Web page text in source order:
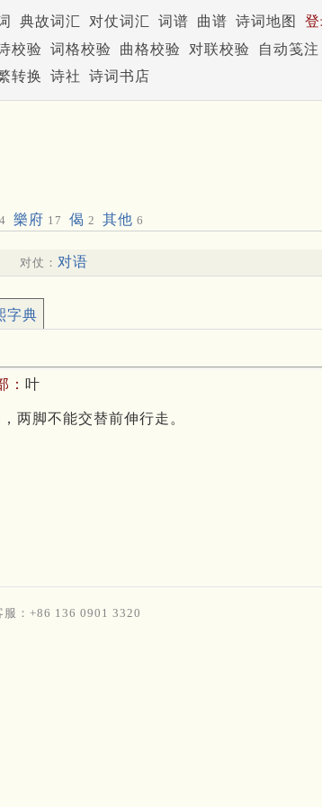
典故词汇 对仗词汇 词谱 曲谱 诗词地图
校验 词格校验 曲格校验 对联校验
自动笺注
转换 诗社 诗词书店
樂府 17 偈 2 其他 6
对仗： 对语
字典
： 叶
两脚不能交替前伸行走。
服：+86 136 0901 3320